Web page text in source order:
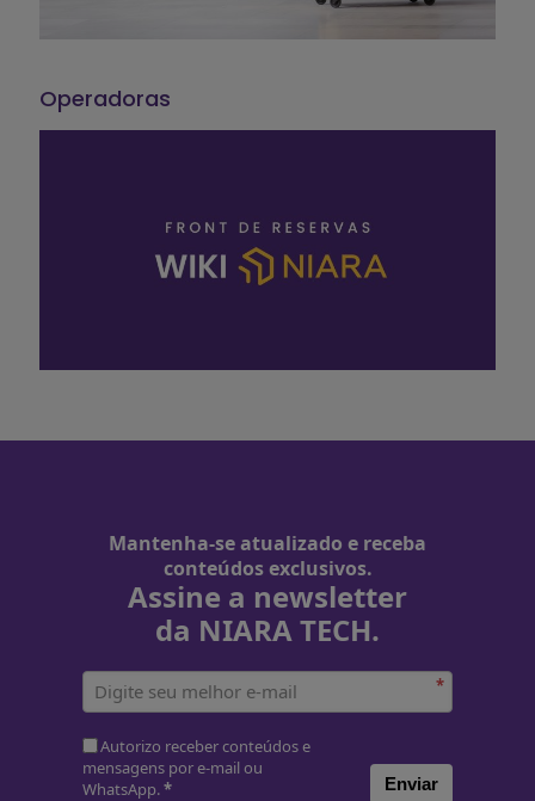
Operadoras
Mantenha-se atualizado e receba
conteúdos exclusivos.
Assine a newsletter
da NIARA TECH.
*
Autorizo receber conteúdos e
mensagens por e-mail ou
WhatsApp.* Enviar